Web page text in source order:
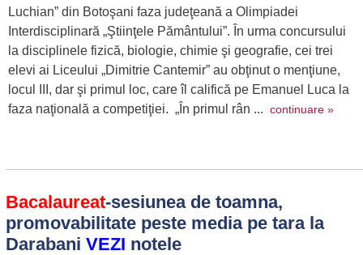
Luchian” din Botoşani faza judeţeană a Olimpiadei
Interdisciplinară „Ştiinţele Pământului”. În urma concursului
la disciplinele fizică, biologie, chimie şi geografie, cei trei
elevi ai Liceului „Dimitrie Cantemir” au obţinut o menţiune,
locul III, dar şi primul loc, care îl califică pe Emanuel Luca la
faza naţională a competiţiei. „În primul rân ... continuare »
Bacalaureat-sesiunea de toamna,
promovabilitate peste media pe tara la
Darabani VEZI notele